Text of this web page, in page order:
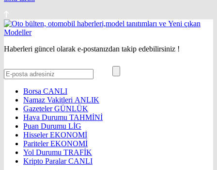
Haberleri güncel olarak e-postanızdan takip edebilirsiniz !
Borsa CANLI
Namaz Vakitleri ANLIK
GazetelerGÜNLÜK
Hava Durumu TAHMİNİ
Puan Durumu LİG
HisselerEKONOMİ
ParitelerEKONOMİ
Yol Durumu TRAFİK
Kripto ParalarCANLI